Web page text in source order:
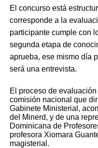
El concurso está
corresponde a la
participante cumple con
segunda etapa de
aprueba, ese mismo día
será una entrevista.
El proceso de
comisión nacional que
Gabinete Ministerial,
del Minerd, y de una
Dominicana de
profesora Xiomara
magisterial.